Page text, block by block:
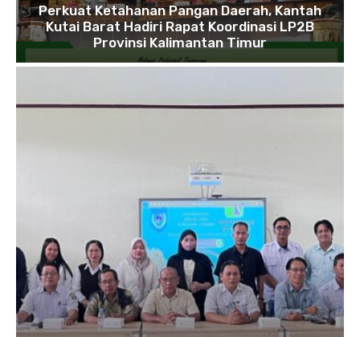
Perkuat Ketahanan Pangan Daerah, Kantah
Kutai Barat Hadiri Rapat Koordinasi LP2B
Provinsi Kalimantan Timur